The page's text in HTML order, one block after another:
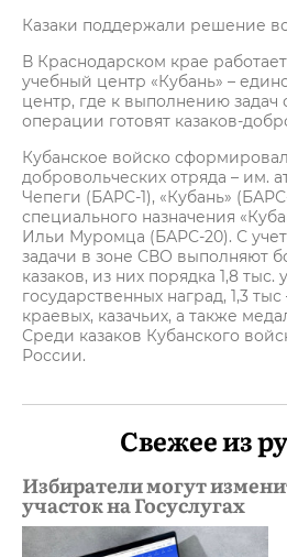
Казаки поддержали решение
В Краснодарском крае
учебный центр «Кубань» –
центр, где к выполнению
операции готовят казаков-
Кубанское войско
добровольческих отряда – им.
Чепеги (БАРС-1), «Кубань»
специального назначения
Ильи Муромца (БАРС-20). С
задачи в зоне СВО выполняют
казаков, из них порядка 1,8 тыс.
государственных наград, 1,3
краевых, казачьих, а также
Среди казаков Кубанского
России.
Свежее из
Избиратели могут
участок на Госуслугах